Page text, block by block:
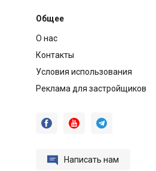
Общее
О нас
Контакты
Условия использования
Реклама для застройщиков
  
 Написать нам